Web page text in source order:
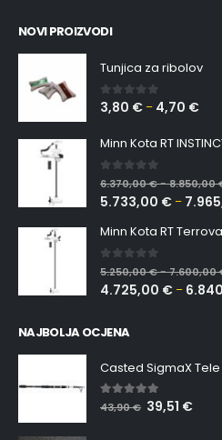
NOVI PROIZVODI
Tunjica za ribolov
0 out of 5
3,80 € – 4,70 €
Minn Kota RT
0 out of 5
6.370,00€–8.850,00
5.733,00 € –
Minn Kota RT Terrova
0 out of 5
5.250,00€–7.600,00
4.725,00 € –
NAJBOLJA OCJENA
Casted SigmaX
5.00out of 5
43,90€ 39,51 €